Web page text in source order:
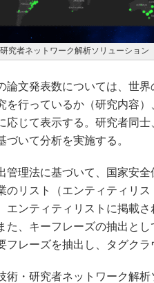
究者ネットワーク解析ソリューション
文発表数については、世界
を行っているか（研究内容
応じて表示する。研究者同
づいて分析を実施する。
理法に基づいて、国家安全
のリスト（エンティティリ
エンティティリストに掲載
た、キーフレーズの抽出と
フレーズを抽出し、タグクラ
・研究者ネットワーク解析